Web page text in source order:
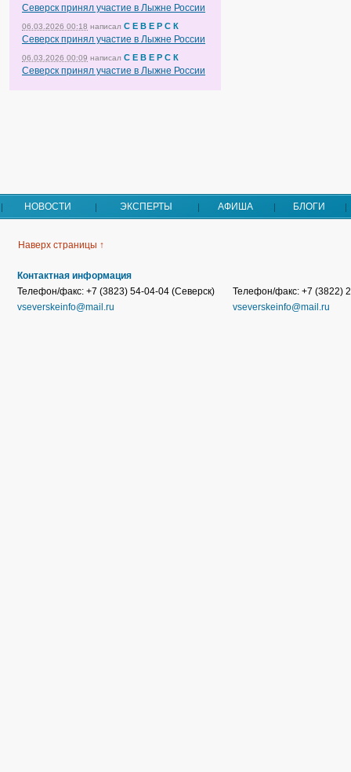
Северск принял участие в Лыжне России
06.03.2026 00:18 написал С Е В Е Р С К
Северск принял участие в Лыжне России
06.03.2026 00:09 написал С Е В Е Р С К
Северск принял участие в Лыжне России
НОВОСТИ ЭКСПЕРТЫ АФИША БЛОГИ
Наверх страницы ↑
Контактная информация
Телефон/факс: +7 (3823) 54-04-04 (Северск)
vseverskeinfo@mail.ru
Телефон/факс: +7 (3822)
vseverskeinfo@mail.ru